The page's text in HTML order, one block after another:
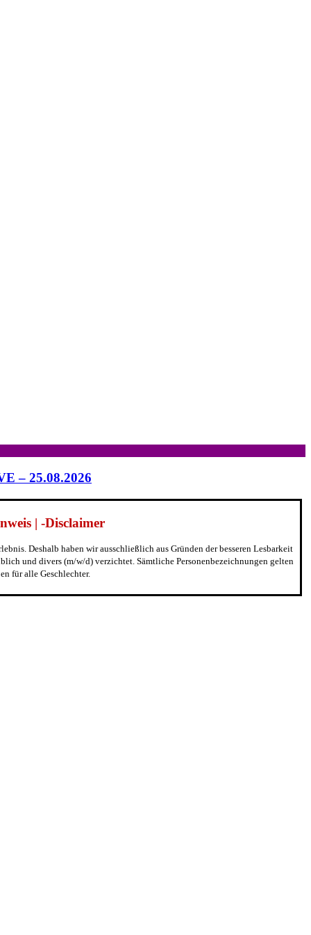
– 25.08.2026
| -Disclaimer
Deshalb haben wir ausschließlich aus Gründen der besseren Lesbarkeit
und divers (m/w/d) verzichtet. Sämtliche Personenbezeichnungen gelten
für alle Geschlechter.